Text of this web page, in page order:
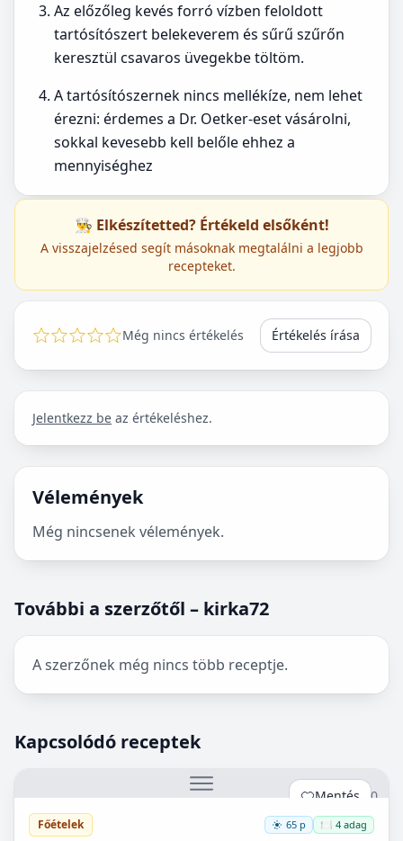
Az előzőleg kevés forró vízben feloldott
tartósítószert belekeverem és sűrű szűrőn
keresztül csavaros üvegekbe töltöm.
A tartósítószernek nincs mellékíze, nem lehet
érezni: érdemes a Dr. Oetker-eset vásárolni,
sokkal kevesebb kell belőle ehhez a
mennyiséghez
👨‍🍳 Elkészítetted? Értékeld elsőként!
A visszajelzésed segít másoknak megtalálni a legjobb
recepteket.
Még nincs értékelés Értékelés írása
Jelentkezz be az értékeléshez.
Vélemények
Még nincsenek vélemények.
További a szerzőtől – kirka72
A szerzőnek még nincs több receptje.
Kapcsolódó receptek
Mentés 0
Főételek 65 p 🍽️ 4 adag